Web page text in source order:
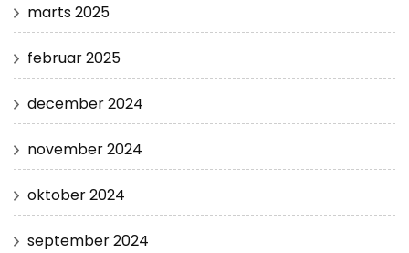
marts 2025
februar 2025
december 2024
november 2024
oktober 2024
september 2024